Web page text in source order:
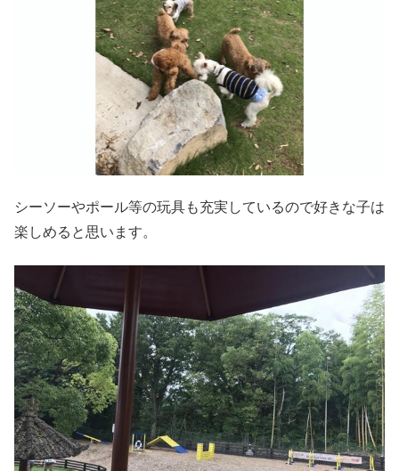
シーソーやポール等の玩具も充実しているので好きな子は
楽しめると思います。